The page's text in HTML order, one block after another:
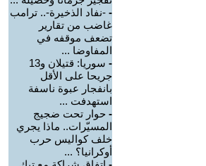
- -نفاد الذخيرة-.. ترامب
غاضب من تقارير
تضعف موقفه في
المفاوضا ...
-
سوريا: قتيلان و13
جريحا على الأقل
بانفجار عبوة ناسفة
استهدفت ...
- حوار تحت ضجيج
المسيّرات.. ماذا يجري
خلف كواليس حرب
أوكرانيا؟ ...